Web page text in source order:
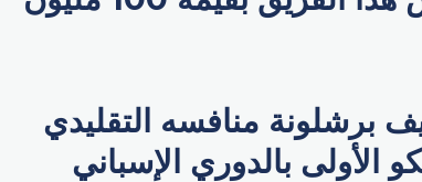
، سيستضيف برشلونة منافسه التقليدي
الأولى بالدوري الإسباني